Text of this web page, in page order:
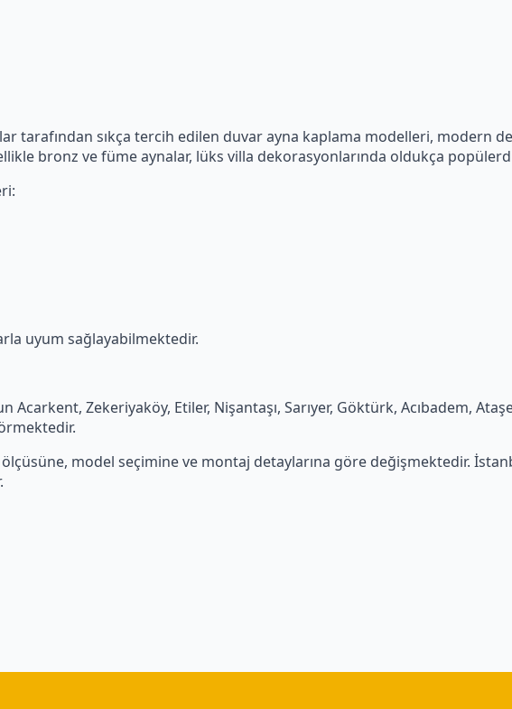
tarafından sıkça tercih edilen duvar ayna kaplama modelleri, modern
bronz ve füme aynalar, lüks villa dekorasyonlarında oldukça
uyum sağlayabilmektedir.
Acarkent, Zekeriyaköy, Etiler, Nişantaşı, Sarıyer, Göktürk, Acıbadem,
model seçimine ve montaj detaylarına göre değişmektedir.